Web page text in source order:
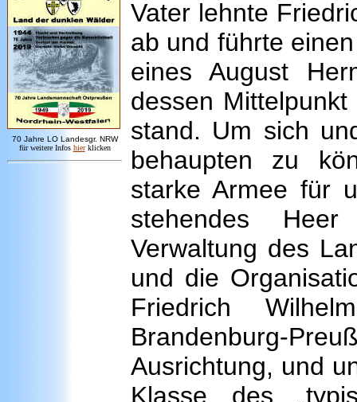
70 Jahre LO Landesgr. NRW
für weitere Infos hier klicken
Vater lehnte
ab und führte
eines August
dessen
stand. Um sich
behaupten zu
starke Armee für
stehendes
Verwaltung des
und die
Friedrich
Brandenburg-
Ausrichtung, und
Klasse des